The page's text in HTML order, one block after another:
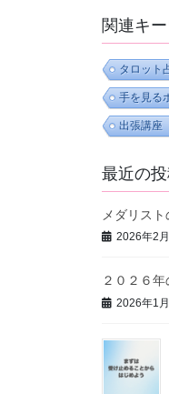
関連キ
タロット
手を見る
出張講座
最近の
メダリス
2026年2
２０２６
2026年1